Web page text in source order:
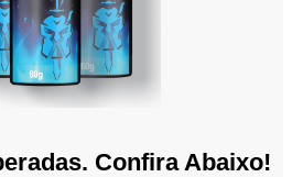
Confira Abaixo!